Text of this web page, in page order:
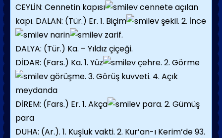
CEYLİN: Cennetin kapısı
cennete açılan
kapı. DALAN: (Tür.) Er. 1. Biçim
şekil. 2. İnce
narin
zarif.
DALYA: (Tür.) Ka. – Yıldız çiçeği.
DİDAR: (Fars.) Ka. 1. Yüz
çehre. 2. Görme
görüşme. 3. Görüş kuvveti. 4. Açık
meydanda
DİREM: (Fars.) Er. 1. Akça
para. 2. Gümüş
para
DUHA: (Ar.). 1. Kuşluk vakti. 2. Kur’an-ı Kerim’de 93.